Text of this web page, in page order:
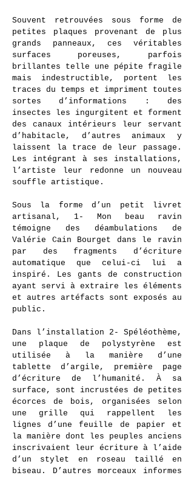
Souvent retrouvées sous forme de
petites plaques provenant de plus
grands panneaux, ces véritables
surfaces poreuses, parfois
brillantes telle une pépite fragile
mais indestructible, portent les
traces du temps et impriment toutes
sortes d’informations : des
insectes les ingurgitent et forment
des canaux intérieurs leur servant
d’habitacle, d’autres animaux y
laissent la trace de leur passage.
Les intégrant à ses installations,
l’artiste leur redonne un nouveau
souffle artistique.
Sous la forme d’un petit livret
artisanal, 1- Mon beau ravin
témoigne des déambulations de
Valérie Cain Bourget dans le ravin
par des fragments d’écriture
automatique que celui-ci lui a
inspiré. Les gants de construction
ayant servi à extraire les éléments
et autres artéfacts sont exposés au
public.
Dans l’installation 2- Spéléothème,
une plaque de polystyrène est
utilisée à la manière d’une
tablette d’argile, première page
d’écriture de l’humanité. À sa
surface, sont incrustées de petites
écorces de bois, organisées selon
une grille qui rappellent les
lignes d’une feuille de papier et
la manière dont les peuples anciens
inscrivaient leur écriture à l’aide
d’un stylet en roseau taillé en
biseau. D’autres morceaux informes